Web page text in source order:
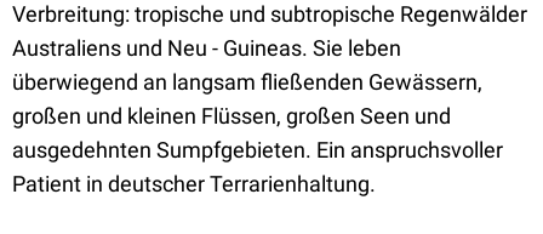
Verbreitung: tropische und subtropische Regenwälder
Australiens und Neu - Guineas. Sie leben
überwiegend an langsam fließenden Gewässern,
großen und kleinen Flüssen, großen Seen und
ausgedehnten Sumpfgebieten. Ein anspruchsvoller
Patient in deutscher Terrarienhaltung.